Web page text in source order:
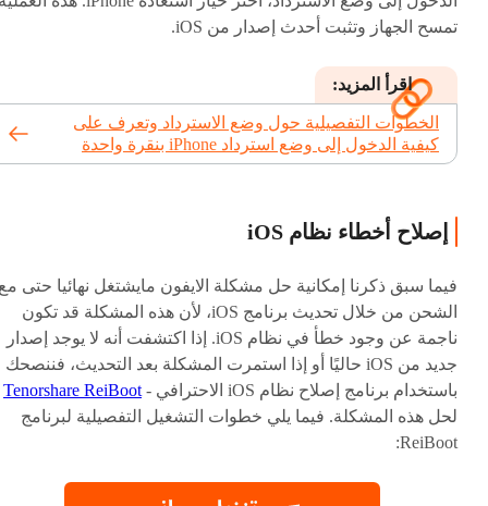
تمسح الجهاز وتثبت أحدث إصدار من iOS.
اقرأ المزيد:
الخطوات التفصيلية حول وضع الاسترداد وتعرف على
كيفية الدخول إلى وضع استرداد iPhone بنقرة واحدة
إصلاح أخطاء نظام iOS
فيما سبق ذكرنا إمكانية حل مشكلة الايفون مايشتغل نهائيا حتى
الشحن من خلال تحديث برنامج iOS، لأن هذه المشكلة قد تكون
ناجمة عن وجود خطأ في نظام iOS. إذا اكتشفت أنه لا يوجد إصدار
جديد من iOS حاليًا أو إذا استمرت المشكلة بعد التحديث، فننصحك
باستخدام برنامج إصلاح نظام iOS الاحترافي -
Tenorshare ReiBoot
لحل هذه المشكلة. فيما يلي خطوات التشغيل التفصيلية لبرنامج
ReiBoot: